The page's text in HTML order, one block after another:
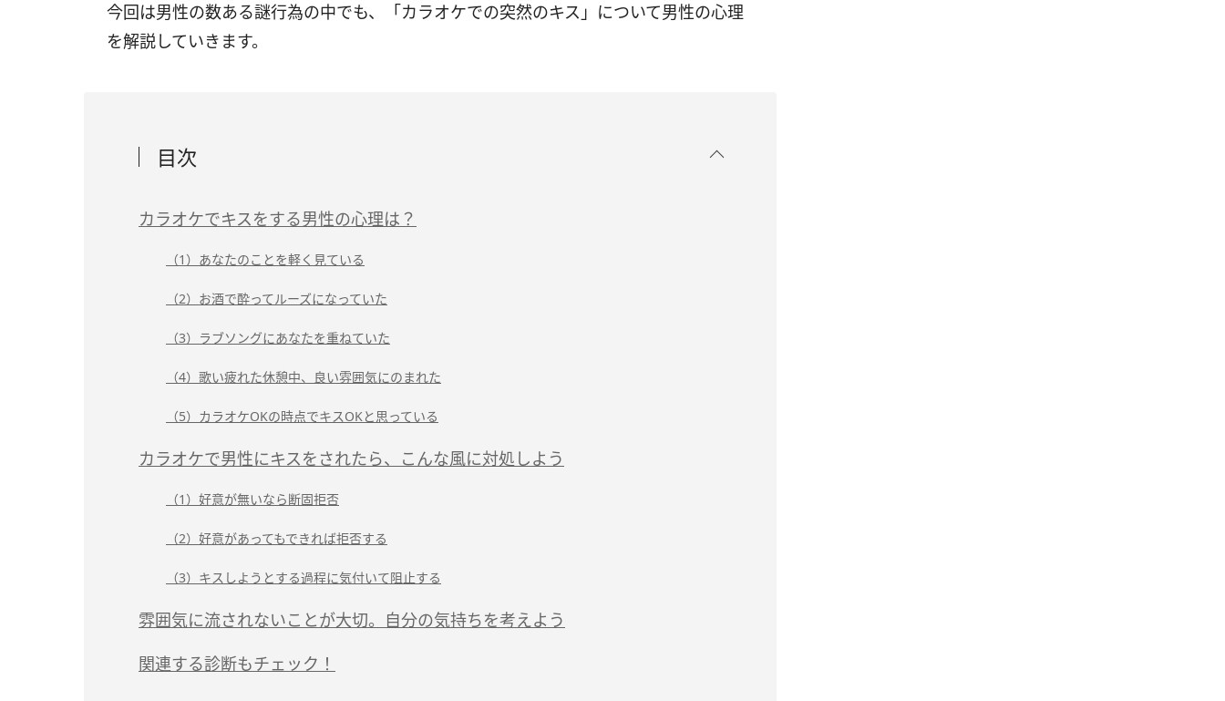
今回は男性の数ある謎行為の中でも、「カラオケでの突然のキス」について男性の心理
を解説していきます。
目次
カラオケでキスをする男性の心理は？
（1）あなたのことを軽く見ている
（2）お酒で酔ってルーズになっていた
（3）ラブソングにあなたを重ねていた
（4）歌い疲れた休憩中、良い雰囲気にのまれた
（5）カラオケOKの時点でキスOKと思っている
カラオケで男性にキスをされたら、こんな風に対処しよう
（1）好意が無いなら断固拒否
（2）好意があってもできれば拒否する
（3）キスしようとする過程に気付いて阻止する
雰囲気に流されないことが大切。自分の気持ちを考えよう
関連する診断もチェック！